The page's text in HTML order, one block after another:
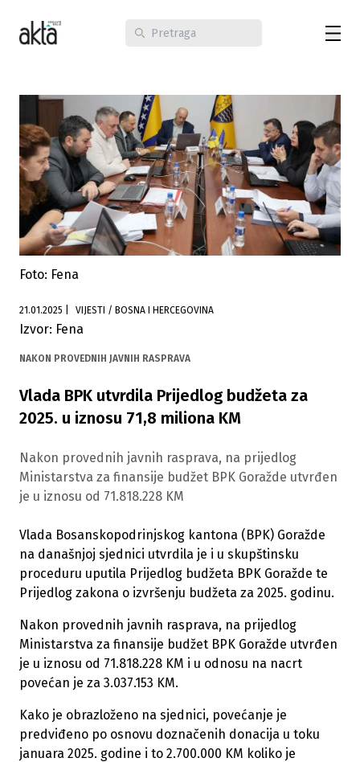
Foto: Fena
21.01.2025 VIJESTI / BOSNA I HERCEGOVINA
Izvor: Fena
NAKON PROVEDNIH JAVNIH RASPRAVA
Vlada BPK utvrdila Prijedlog budžeta za
2025. u iznosu 71,8 miliona KM
Nakon provednih javnih rasprava, na prijedlog
Ministarstva za finansije budžet BPK Goražde utvrđen
je u iznosu od 71.818.228 KM
Vlada Bosanskopodrinjskog kantona (BPK) Goražde
na današnjoj sjednici utvrdila je i u skupštinsku
proceduru uputila Prijedlog budžeta BPK Goražde te
Prijedlog zakona o izvršenju budžeta za 2025. godinu.
Nakon provednih javnih rasprava, na prijedlog
Ministarstva za finansije budžet BPK Goražde utvrđen
je u iznosu od 71.818.228 KM i u odnosu na nacrt
povećan je za 3.037.153 KM.
Kako je obrazloženo na sjednici, povećanje je
predviđeno po osnovu doznačenih donacija u toku
januara 2025. godine i to 2.700.000 KM koliko je